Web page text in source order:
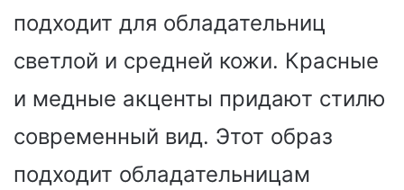
подходит для обладательниц
светлой и средней кожи. Красные
и медные акценты придают стилю
современный вид. Этот образ
подходит обладательницам